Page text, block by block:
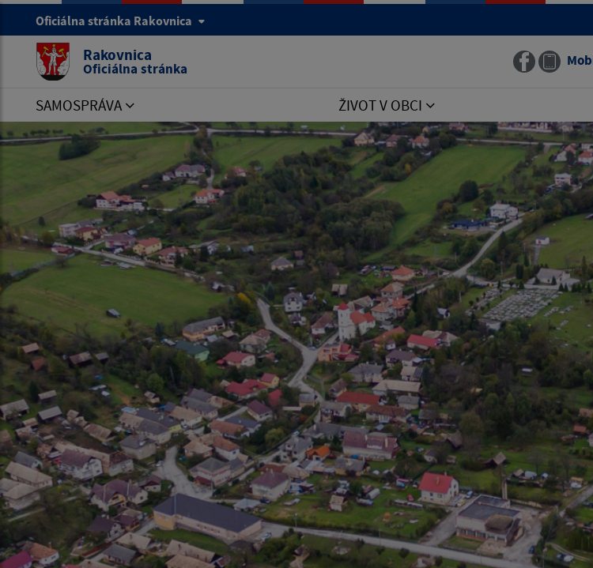
Oficiálna stránka Rakovnica
Rakovnica
Oficiálna stránka
SAMOSPRÁVA ŽIVOT V OBCI